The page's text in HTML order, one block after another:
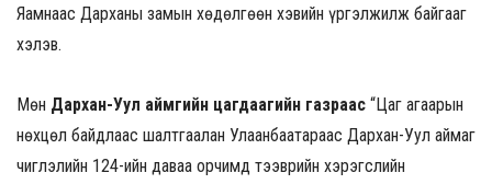
Яамнаас Дарханы замын хөдөлгөөн хэвийн үргэлжилж байгааг
хэлэв.
Мөн Дархан-Уул аймгийн цагдаагийн газраас “Цаг агаарын
нөхцөл байдлаас шалтгаалан Улаанбаатараас Дархан-Уул аймаг
чиглэлийн 124-ийн даваа орчимд тээврийн хэрэгслийн